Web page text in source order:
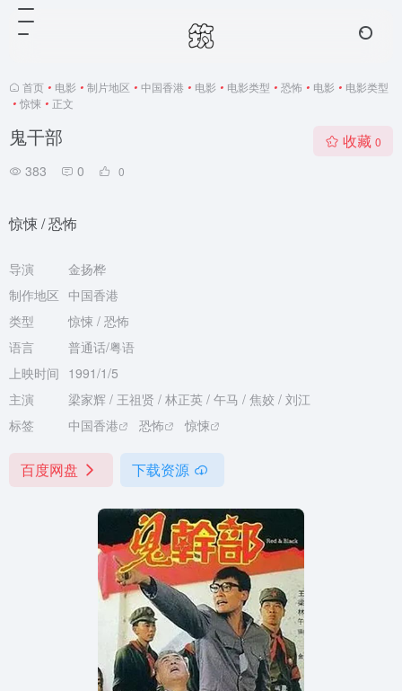
首页 • 电影 • 制片地区 • 中国香港 • 电影 • 电影类型 • 恐怖 • 电影 • 电影类型
• 惊悚 • 正文
鬼干部
383 0 0
收藏 0
惊悚 / 恐怖
导演
金扬桦
制作地区 中国香港
类型
惊悚 / 恐怖
语言
普通话/粤语
上映时间 1991/1/5
主演
梁家辉 / 王祖贤 / 林正英 / 午马 / 焦姣 / 刘江
标签
中国香港 恐怖 惊悚
百度网盘 下载资源